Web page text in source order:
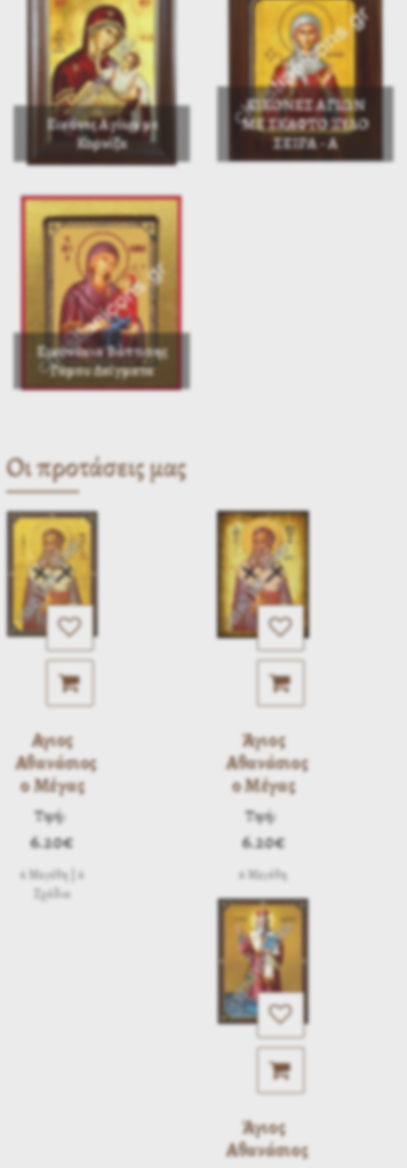
Εικόνες Αγίων με
Κορνίζα
ΕΙΚΟΝΕΣ ΑΓΙΩΝ
ΜΕ ΣΚΑΦΤΟ ΞΥΛΟ
ΣΕΙΡΑ - Α
Εικονάκια Βάπτισης
Γάμου Δείγματα
Οι προτάσεις μας
Αγιος
Αθανάσιος
ο Μέγας
Τιμή:
6.20€
6 Μεγέθη | 6
Σχέδια
Άγιος
Αθανάσιος
ο Μέγας
Τιμή:
6.20€
6 Μεγέθη
Άγιος
Αθανάσιος